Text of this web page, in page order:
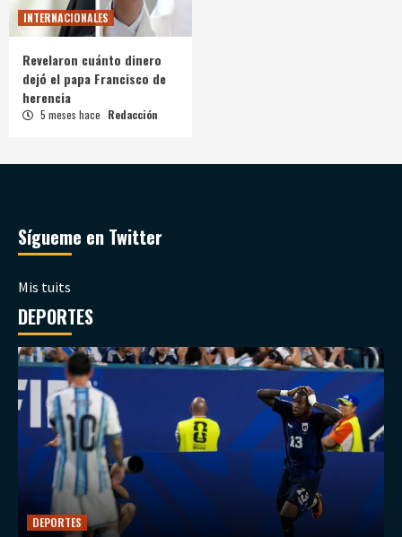
INTERNACIONALES
Revelaron cuánto dinero
dejó el papa Francisco de
herencia
5 meses hace Redacción
Sígueme en Twitter
Mis tuits
DEPORTES
DEPORTES